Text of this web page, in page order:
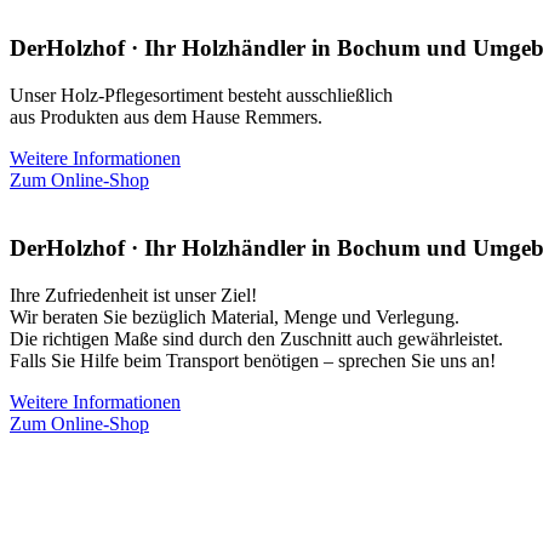
DerHolzhof · Ihr Holzhändler in Bochum und
Unser Holz-Pflegesortiment besteht ausschließlich
aus Produkten aus dem Hause Remmers.
Weitere Informationen
Zum Online-Shop
DerHolzhof · Ihr Holzhändler in Bochum und
Ihre Zufriedenheit ist unser Ziel!
Wir beraten Sie bezüglich Material, Menge und Verlegung.
Die richtigen Maße sind durch den Zuschnitt auch gewährleistet.
Falls Sie Hilfe beim Transport benötigen – sprechen Sie uns an!
Weitere Informationen
Zum Online-Shop